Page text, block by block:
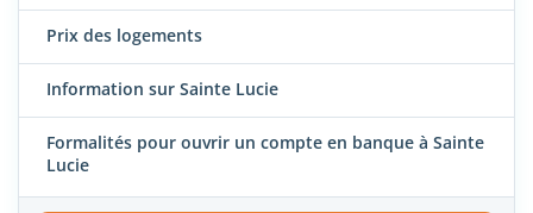
Prix des logements
Information sur Sainte Lucie
Formalités pour ouvrir un compte en banque à Sainte
Lucie